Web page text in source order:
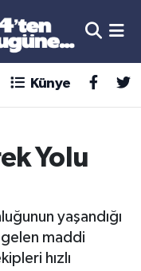
Künye
Yolu
yaşandığı
maddi
hızlı